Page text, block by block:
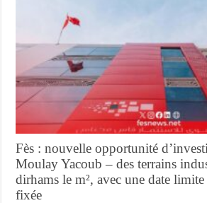
Fès : nouvelle opportunité
Moulay Yacoub – des terrains
dirhams le m², avec une date
fixée